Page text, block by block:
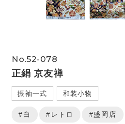
No.52-078
正絹 京友禅
振袖一式 和装小物
#白 #レトロ #盛岡店